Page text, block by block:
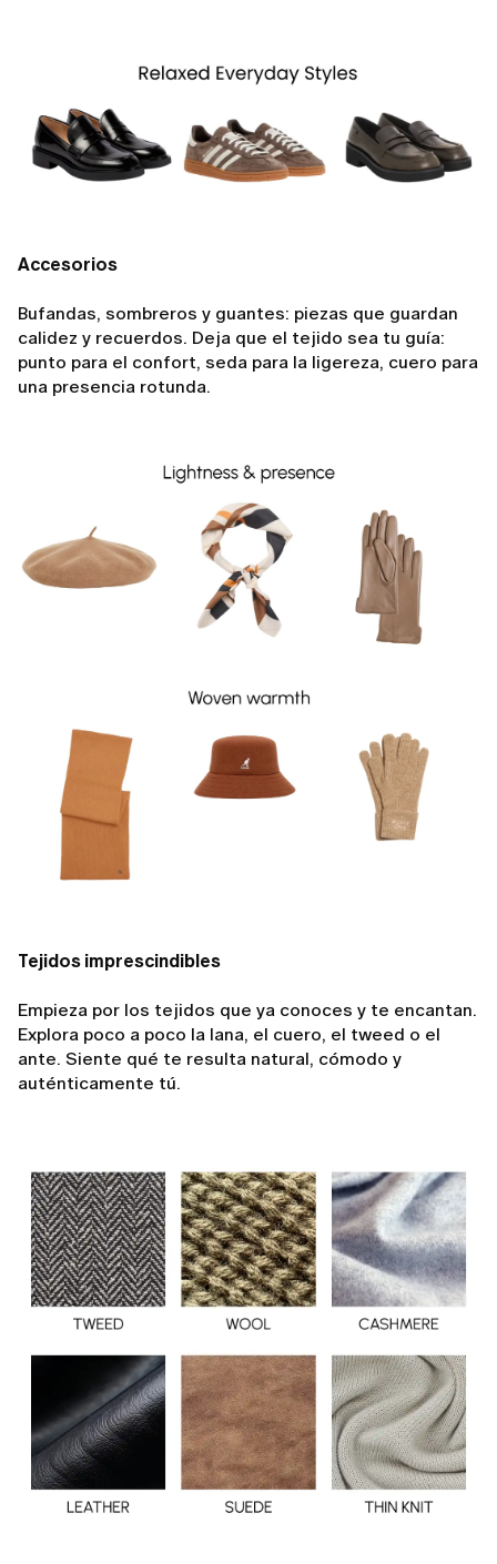
Accesorios
Bufandas, sombreros y guantes: piezas que guardan
calidez y recuerdos. Deja que el tejido sea tu guía:
punto para el confort, seda para la ligereza, cuero para
una presencia rotunda.
Tejidos imprescindibles
Empieza por los tejidos que ya conoces y te encantan.
Explora poco a poco la lana, el cuero, el tweed o el
ante. Siente qué te resulta natural, cómodo y
auténticamente tú.